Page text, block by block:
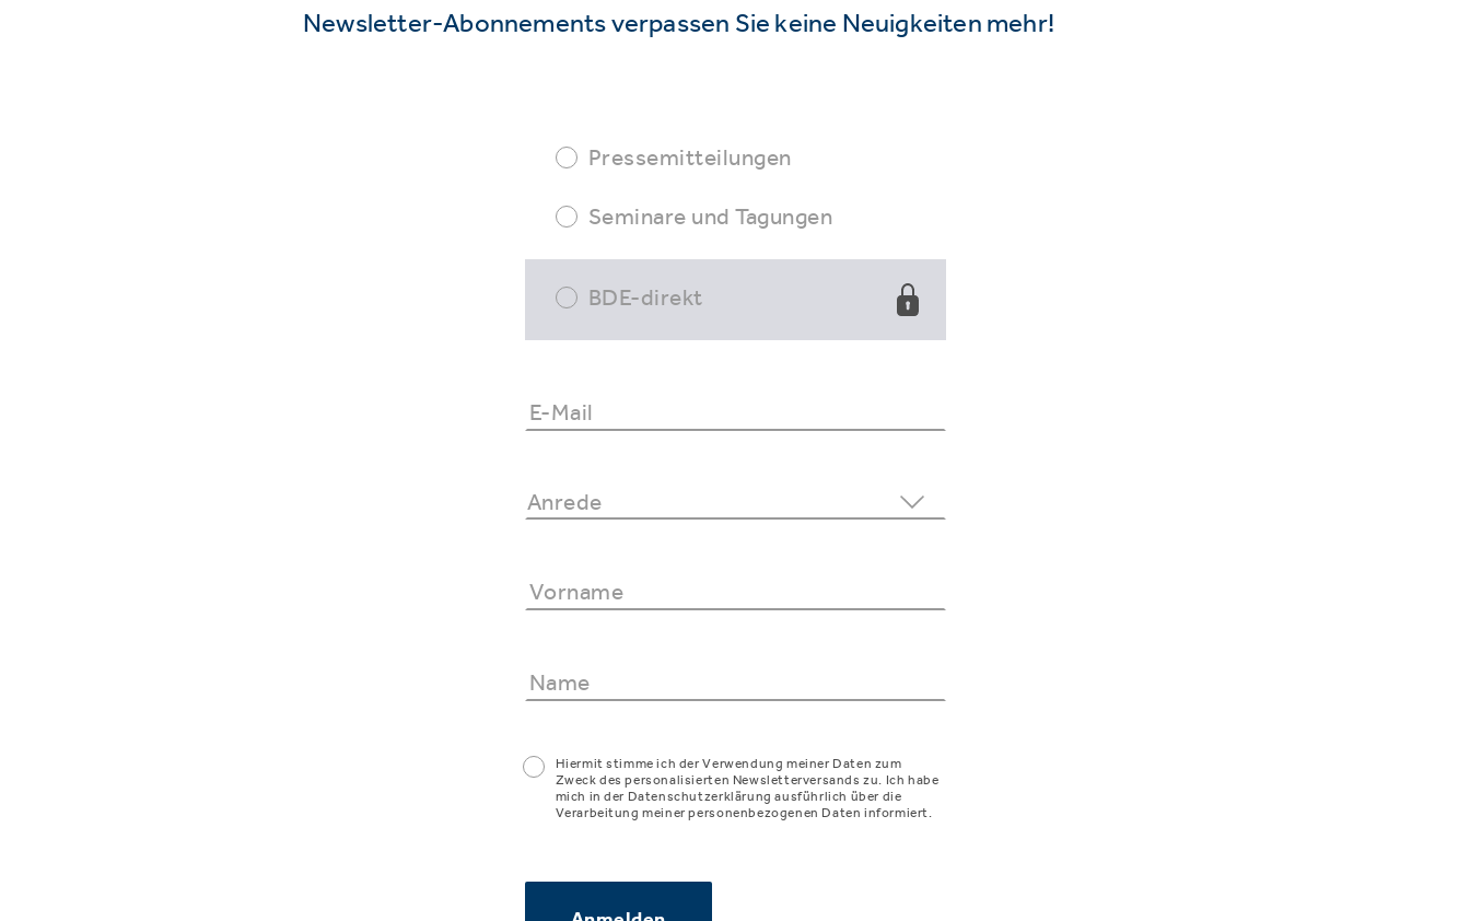
Newsletter-Abonnements verpassen Sie keine Neuigkeiten mehr!
Pressemitteilungen
Seminare und Tagungen
BDE-direkt
Hiermit stimme ich der Verwendung meiner Daten zum
Zweck des personalisierten Newsletterversands zu. Ich habe
mich in der Datenschutzerklärung ausführlich über die
Verarbeitung meiner personenbezogenen Daten informiert.